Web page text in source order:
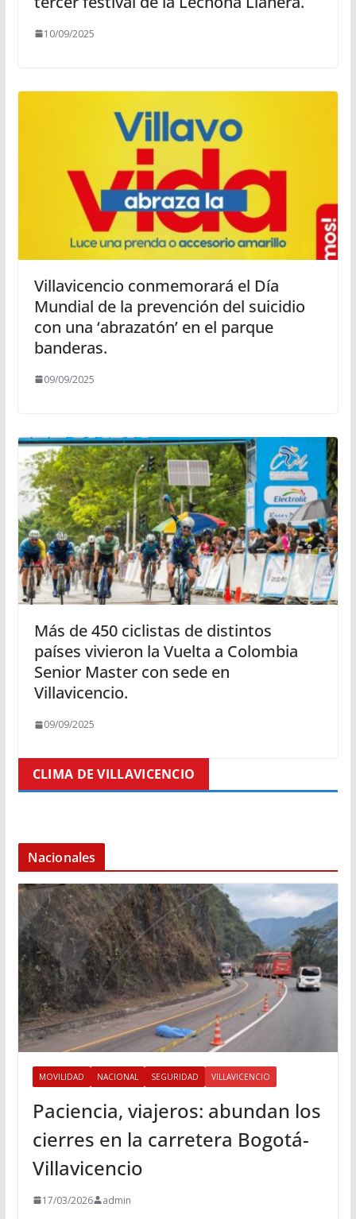
10/09/2025
Villavicencio conmemorará el Día
Mundial de la prevención del suicidio
con una ‘abrazatón’ en el parque
banderas.
09/09/2025
Más de 450 ciclistas de distintos
países vivieron la Vuelta a Colombia
Senior Master con sede en
Villavicencio.
09/09/2025
CLIMA DE VILLAVICENCIO
Nacionales
MOVILIDAD NACIONAL SEGURIDAD VILLAVICENCIO
Paciencia, viajeros: abundan los
cierres en la carretera Bogotá-
Villavicencio
17/03/2026 admin